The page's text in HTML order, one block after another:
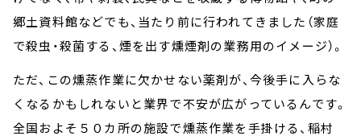
郷土資料館などでも、当たり前に行われてきました（家庭
で殺虫・殺菌する、煙を出す燻煙剤の業務用のイメージ）。
ただ、この燻蒸作業に欠かせない薬剤が、今後手に入らな
くなるかもしれないと業界で不安が広がっているんです。
全国およそ５０カ所の施設で燻蒸作業を手掛ける、稲村